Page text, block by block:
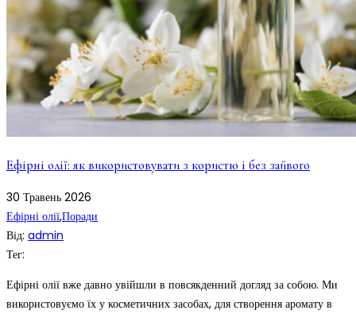
Ефірні олії: як використовувати з користю і без зайвого
30 Травень 2026
Ефірні олії,Поради
Від: admin
Тег:
Ефірні олії вже давно увійшли в повсякденний догляд за собою. Ми
використовуємо їх у косметичних засобах, для створення аромату в